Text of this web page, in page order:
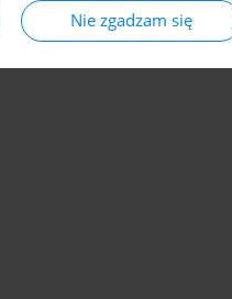
Nie zgadzam się